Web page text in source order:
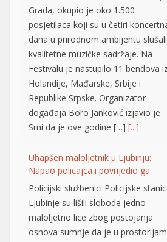
dana u prirodnom ambijentu slušali
kvalitetne muzičke sadržaje. Na
Festivalu je nastupilo 11 bendova iz
Holandije, Mađarske, Srbije i
Republike Srpske. Organizator
događaja Boro Јanković izjavio je
Srni da je ove godine […][...]
Uhapšen maloljetnik u Ljubinju:
Policijski službenici Policijske stanice
Ljubinje su lišili slobode jedno
maloljetno lice zbog postojanja
osnova sumnje da je u prostorijama
Policijske stanice vrijeđao i ometao
policajce, oštetio vrata, a tokom